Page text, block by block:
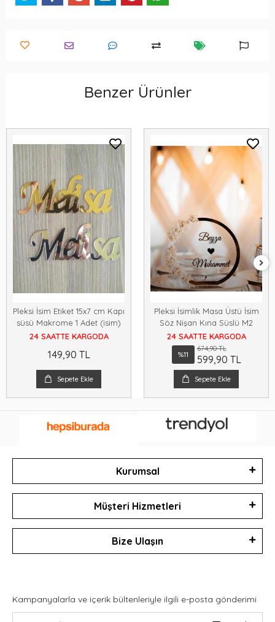
Benzer Ürünler
Pleksi İsim Etiket 15x7 cm Kapı
süsü Makrome 1 Adet (isim)
24 SAATTE KARGODA
149,90 TL
Sepete Ekle
Pleksi İsimlik Masa Üstü İsim
Söz Nişan Kına Süslü M2
24 SAATTE KARGODA
%11
674,90 TL
599,90 TL
Sepete Ekle
Kurumsal
Müşteri Hizmetleri
Bize Ulaşın
Kampanyalarla ve içerik bültenleriyle ilgili e-posta gönderimi